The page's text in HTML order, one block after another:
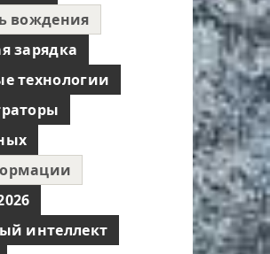
вождения
зарядка
технологии
интеллект